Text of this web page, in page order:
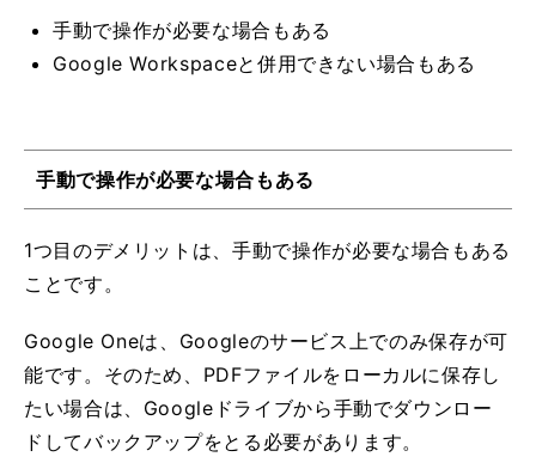
手動で操作が必要な場合もある
Google Workspaceと併用できない場合もある
手動で操作が必要な場合もある
1つ目のデメリットは、手動で操作が必要な場合もある
ことです。
Google Oneは、Googleのサービス上でのみ保存が可
能です。そのため、PDFファイルをローカルに保存し
たい場合は、Googleドライブから手動でダウンロー
ドしてバックアップをとる必要があります。